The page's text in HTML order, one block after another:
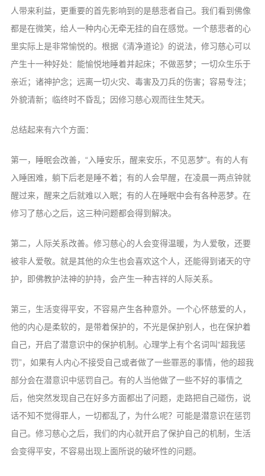
人带来利益，更重要的首先影响到的是慈悲者自己。我们看到佛像
都是在微笑，给人一种内心无牵无挂的自在感觉。一个慈悲者的心
里实际上是非常愉悦的。根据《清净道论》的说法，修习慈心可以
产生十一种好处：能愉悦地睡着并起床；不做恶梦；一切众生乐于
亲近；诸神护念；远离一切火灾、毒害及刀兵的伤害；容易专注；
外貌清新；临终时不昏乱；因修习慈心观而往生梵天。
总结起来有六个方面：
第一，睡眠会改善，“入睡安乐，醒来安乐，不见恶梦”。有的人有
入睡困难，躺下后老是睡不着；有的人会早醒，在凌晨一两点钟就
醒过来，醒来之后就难以入眠；有的人在睡眠中会有各种恶梦。在
修习了慈心之后，这三种问题都会得到解决。
第二，人际关系改善。修习慈心的人会变得温暖，为人爱敬，还要
被非人爱敬。就是其他的众生也会喜欢这个人，还能得到诸天的守
护，即佛教护法神的护持，会产生一种吉祥的人际关系。
第三，生活变得平安，不容易产生各种意外。一个心怀慈爱的人，
他的内心是柔软的，是带着保护的，不光是保护别人，也在保护着
自己，开启了潜意识中的保护机制。心理学上有个名词叫“超我惩
罚”，如果有人内心不接受自己或者做了一些罪恶的事情，他的超我
部分会在潜意识中惩罚自己。有的人当他做了一些不好的事情之
后，他突然发现自己在好多方面都出了问题，走路把自己碰伤，说
话不知不觉得罪人，一切都乱了，为什么呢？可能是潜意识在惩罚
自己。修习慈心之后，我们的内心就开启了保护自己的机制，生活
会变得平安，不容易出现上面所说的破坏性的问题。